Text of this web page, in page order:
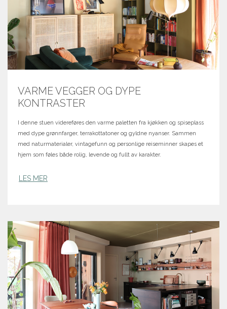
VARME VEGGER OG DYPE
KONTRASTER
I denne stuen videreføres den varme paletten fra kjøkken og spiseplass
med dype grønnfarger, terrakottatoner og gyldne nyanser. Sammen
med naturmaterialer, vintagefunn og personlige reiseminner skapes et
hjem som føles både rolig, levende og fullt av karakter.
LES MER